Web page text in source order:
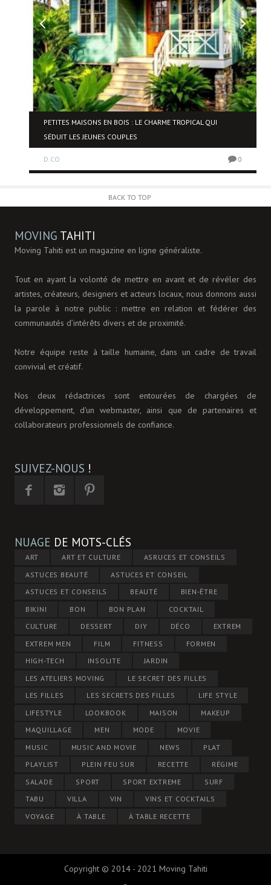
PETITES MAISONS EN BOIS : LE CHARME TROPICAL QUI
SÉDUIT LES JEUNES COUPLES
D.CO 0
BACK TO TOP
MOVING TAHITI
Moving Tahiti est un magazine en ligne généraliste.
Tout en ayant la volonté de mettre en avant et de révéler des
artistes, créateurs, designers et acteurs locaux, nous donnons aussi
la parole à notre public : mettre en relation et fédérer des
communautés d’intérêts divers et de proximité.
Notre équipe reste à taille humaine, dans un cadre de travail
convivial et créatif.
Nos deux rédactrices sont entourées de chargées de
développement, d'un webmaster, ainsi que de partenaires et
collaborateurs professionnels de confiance.
SUIVEZ-NOUS !
NUAGE DE MOTS-CLÉS
ART ART ET CULTURE
ASRUCES ET CONSEILS
ASTUCES BEAUTÉ
ASTUCES ET CONSEIL
ASTUCES ET CONSEILS
BEAUTÉ
BIEN-ÊTRE
BIKINI
BON BON PLAN
COCKTAIL
CULTURE
DESSERT DIY DÉCO
EXTREM
EXTREM MEN
FILM FITNESS
FORMEN
HIGH-TECH
INSOLITE
JARDIN
LES ATELIERS MOVING
LE SECRET DES FILLES
LES FILLES
LES SECRETS DES FILLES
LIFE STYLE
LIFESTYLE
LOOKBOOK MAISON
MAKEUP
MAQUILLAGE
MEN MODE
MOVIE
MUSIC
MUSIC AND MOVIE NEWS
PLAT
PLAYLIST
PLEIN FEU SUR RECETTE
RÉGIME
SALADE
SPORT SPORT EXTREME
SURF
TABU
VILLA VIN
VINS ET COCKTAILS
VOYAGE
À TABLE À TABLE RECETTE
Copyright © 2014 - 2021 Moving Tahiti